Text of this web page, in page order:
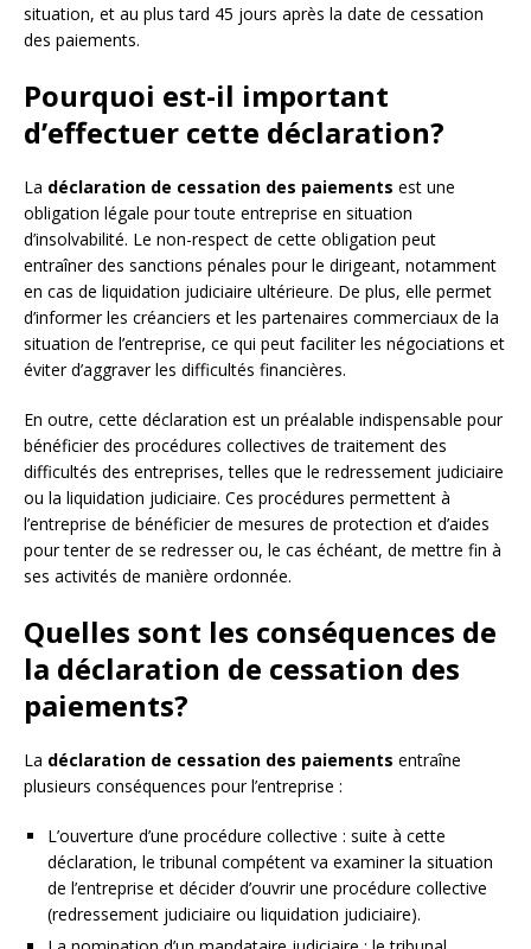
situation, et au plus tard 45 jours après la date de cessation
des paiements.
Pourquoi est-il important
d’effectuer cette déclaration?
La déclaration de cessation des paiements est une
obligation légale pour toute entreprise en situation
d’insolvabilité. Le non-respect de cette obligation peut
entraîner des sanctions pénales pour le dirigeant, notamment
en cas de liquidation judiciaire ultérieure. De plus, elle permet
d’informer les créanciers et les partenaires commerciaux de la
situation de l’entreprise, ce qui peut faciliter les négociations et
éviter d’aggraver les difficultés financières.
En outre, cette déclaration est un préalable indispensable pour
bénéficier des procédures collectives de traitement des
difficultés des entreprises, telles que le redressement judiciaire
ou la liquidation judiciaire. Ces procédures permettent à
l’entreprise de bénéficier de mesures de protection et d’aides
pour tenter de se redresser ou, le cas échéant, de mettre fin à
ses activités de manière ordonnée.
Quelles sont les conséquences de
la déclaration de cessation des
paiements?
La déclaration de cessation des paiements entraîne
plusieurs conséquences pour l’entreprise :
L’ouverture d’une procédure collective : suite à cette
déclaration, le tribunal compétent va examiner la situation
de l’entreprise et décider d’ouvrir une procédure collective
(redressement judiciaire ou liquidation judiciaire).